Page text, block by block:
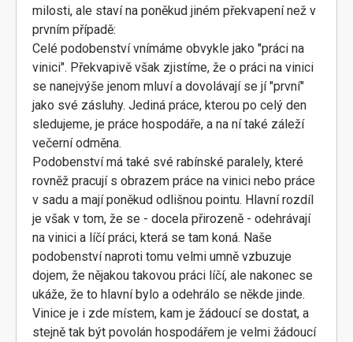
milosti, ale staví na poněkud jiném překvapení než v
prvním případě:
Celé podobenství vnímáme obvykle jako "práci na
vinici". Překvapivě však zjistíme, že o práci na vinici
se nanejvýše jenom mluví a dovolávají se jí "první"
jako své zásluhy. Jediná práce, kterou po celý den
sledujeme, je práce hospodáře, a na ní také záleží
večerní odměna.
Podobenství má také své rabínské paralely, které
rovněž pracují s obrazem práce na vinici nebo práce
v sadu a mají poněkud odlišnou pointu. Hlavní rozdíl
je však v tom, že se - docela přirozeně - odehrávají
na vinici a líčí práci, která se tam koná. Naše
podobenství naproti tomu velmi umně vzbuzuje
dojem, že nějakou takovou práci líčí, ale nakonec se
ukáže, že to hlavní bylo a odehrálo se někde jinde.
Vinice je i zde místem, kam je žádoucí se dostat, a
stejně tak být povolán hospodářem je velmi žádoucí